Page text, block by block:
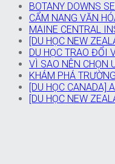
BOTANY DOWNS
CẨM NANG VĂN
MAINE CENTRAL
[DU HỌC NEW
DU HỌC TRAO ĐỔI
VÌ SAO NÊN CHỌN
KHÁM PHÁ
[DU HỌC CANADA]
[DU HỌC NEW